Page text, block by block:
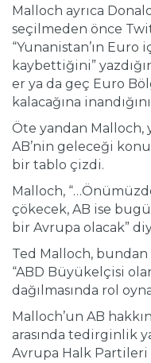
Malloch ayrıca
seçilmeden önce
“Yunanistan’ın
kaybettiğini”
er ya da geç Euro
kalacağına
Öte yandan Malloch,
AB’nin geleceği
bir tablo çizdi.
Malloch,
çökecek, AB ise
bir Avrupa olacak”
Ted Malloch,
“ABD Büyükelçisi
dağılmasında rol
Malloch’un AB
arasında tedirginlik
Avrupa Halk